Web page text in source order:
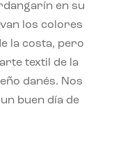
en su
los colores
la costa, pero
textil de la
danés. Nos
buen día de